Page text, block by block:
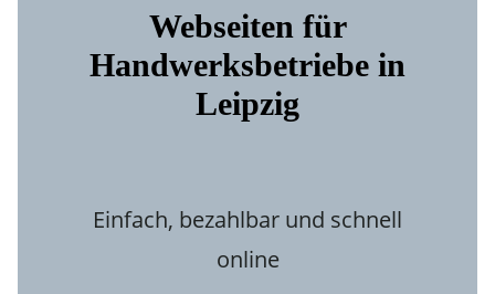
Webseiten für
Handwerksbetriebe in
Leipzig
Einfach, bezahlbar und schnell
online